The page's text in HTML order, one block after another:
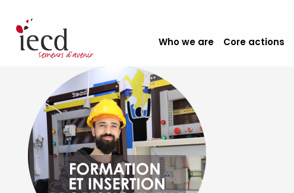
Who we are Core actions